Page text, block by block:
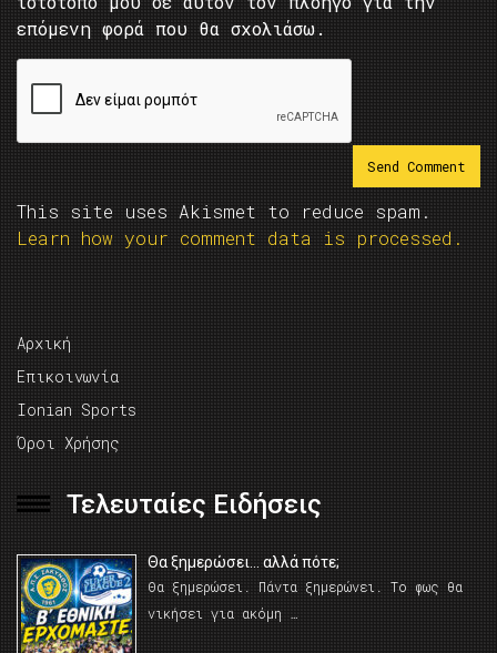
επόμενη φορά που θα σχολιάσω.
This site uses Akismet to reduce spam.
Learn how your comment data is processed.
Αρχική
Επικοινωνία
Ionian Sports
Όροι Χρήσης
Τελευταίες Ειδήσεις
Θα ξημερώσει… αλλά πότε;
Θα ξημερώσει. Πάντα ξημερώνει. Το φως θα
νικήσει για ακόμη …